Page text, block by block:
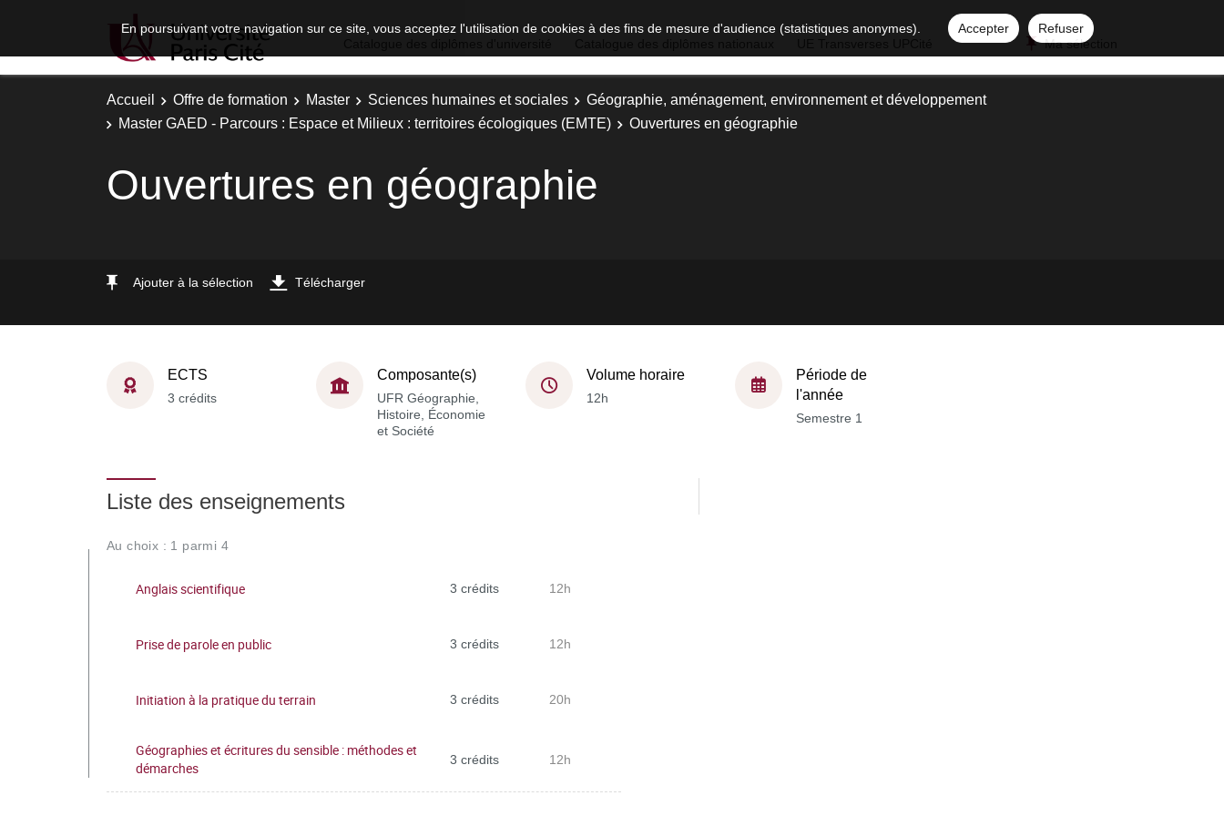
En poursuivant votre navigation sur ce site, vous acceptez l'utilisation de cookies à des fins de mesure d'audience (statistiques anonymes). Accepter
Refuser
Ma sélection
Accueil Offre de formation Master Sciences humaines et sociales
Géographie, aménagement, environnement et développement
Master GAED - Parcours : Espace et Milieux : territoires écologiques (EMTE)
Ouvertures en géographie
Ouvertures en géographie
Ajouter à la sélection Télécharger
ECTS
3 crédits
Composante(s)
UFR Géographie,
Histoire, Économie
et Société
Volume horaire
12h
Période de
l'année
Semestre 1
Liste des enseignements
Au choix : 1 parmi 4
Anglais scientifique 3 crédits 12h
Prise de parole en public 3 crédits 12h
Initiation à la pratique du terrain 3 crédits 20h
Géographies et écritures du sensible : méthodes et
démarches
3 crédits 12h